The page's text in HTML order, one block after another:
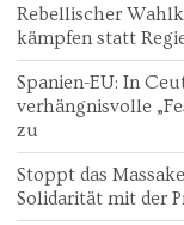
Rebellischer
kämpfen statt
Spanien-EU: In
verhängnisvolle
zu
Stoppt das
Solidarität mit der